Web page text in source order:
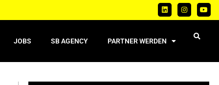
JOBS SB AGENCY PARTNER WERDEN